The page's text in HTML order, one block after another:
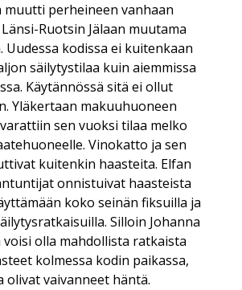
muutti perheineen vanhaan
Ruotsin Jälaan muutama
Uudessa kodissa ei kuitenkaan
säilytystilaa kuin aiemmissa
Käytännössä sitä ei ollut
Yläkertaan makuuhuoneen
sen vuoksi tilaa melko
Vinokatto ja sen
kuitenkin haasteita. Elfan
onnistuivat haasteista
koko seinän fiksuilla ja
Silloin Johanna
olla mahdollista ratkaista
kolmessa kodin paikassa,
olivat vaivanneet häntä.